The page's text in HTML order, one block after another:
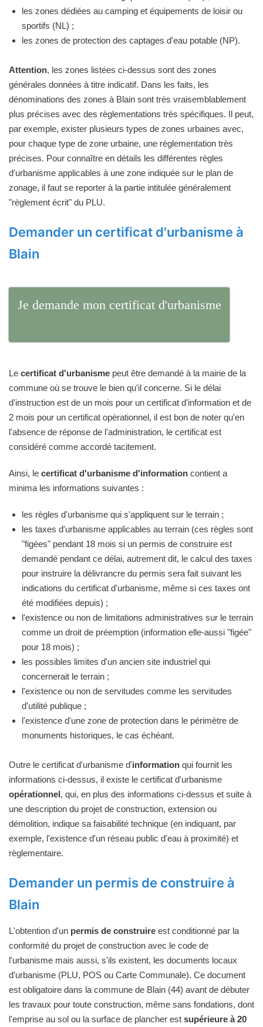
les zones dédiées au camping et équipements de loisir ou
sportifs (NL) ;
les zones de protection des captages d'eau potable (NP).
Attention, les zones listées ci-dessus sont des zones
générales données à titre indicatif. Dans les faits, les
dénominations des zones à Blain sont très vraisemblablement
plus précises avec des règlementations très spécifiques. Il peut,
par exemple, exister plusieurs types de zones urbaines avec,
pour chaque type de zone urbaine, une règlementation très
précises. Pour connaître en détails les différentes règles
d'urbanisme applicables à une zone indiquée sur le plan de
zonage, il faut se reporter à la partie intitulée généralement
"règlement écrit" du PLU.
Demander un certificat d'urbanisme à
Blain
Je demande mon certificat d'urbanisme
Le certificat d'urbanisme peut être demandé à la mairie de la
commune où se trouve le bien qu'il concerne. Si le délai
d'instruction est de un mois pour un certificat d'information et de
2 mois pour un certificat opérationnel, il est bon de noter qu'en
l'absence de réponse de l'administration, le certificat est
considéré comme accordé tacitement.
Ainsi, le certificat d'urbanisme d'information contient a
minima les informations suivantes :
les règles d'urbanisme qui s'appliquent sur le terrain ;
les taxes d'urbanisme applicables au terrain (ces règles sont
"figées" pendant 18 mois si un permis de construire est
demandé pendant ce délai, autrement dit, le calcul des taxes
pour instruire la délivrancre du permis sera fait suivant les
indications du certificat d'urbanisme, même si ces taxes ont
été modifiées depuis) ;
l'existence ou non de limitations administratives sur le terrain
comme un droit de préemption (information elle-aussi "figée"
pour 18 mois) ;
les possibles limites d'un ancien site industriel qui
concernerait le terrain ;
l'existence ou non de servitudes comme les servitudes
d'utilité publique ;
l'existence d'une zone de protection dans le périmètre de
monuments historiques, le cas échéant.
Outre le certificat d'urbanisme d'information qui fournit les
informations ci-dessus, il existe le certificat d'urbanisme
opérationnel, qui, en plus des informations ci-dessus et suite à
une description du projet de construction, extension ou
démolition, indique sa faisabilité technique (en indiquant, par
exemple, l'existence d'un réseau public d'eau à proximité) et
règlementaire.
Demander un permis de construire à
Blain
L'obtention d'un permis de construire est conditionné par la
conformité du projet de construction avec le code de
l'urbanisme mais aussi, s'ils existent, les documents locaux
d'urbanisme (PLU, POS ou Carte Communale). Ce document
est obligatoire dans la commune de Blain (44) avant de débuter
les travaux pour toute construction, même sans fondations, dont
l'emprise au sol ou la surface de plancher est supérieure à 20